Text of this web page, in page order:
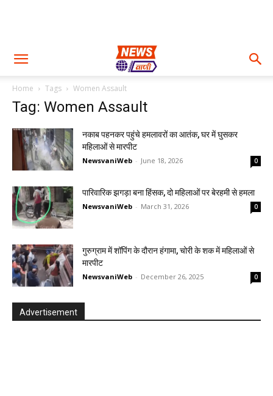
Home Tags Women Assault
Tag: Women Assault
नकाब पहनकर पहुंचे हमलावरों का आतंक, घर में घुसकर
महिलाओं से मारपीट
NewsvaniWeb - June 18, 2026 0
पारिवारिक झगड़ा बना हिंसक, दो महिलाओं पर बेरहमी से हमला
NewsvaniWeb - March 31, 2026 0
गुरुग्राम में शॉपिंग के दौरान हंगामा, चोरी के शक में महिलाओं से
मारपीट
NewsvaniWeb - December 26, 2025 0
Advertisement